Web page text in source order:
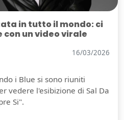
in tutto il mondo: ci
con un video virale
16/03/2026
i Blue si sono riuniti
vedere l'esibizione di Sal Da
Si".